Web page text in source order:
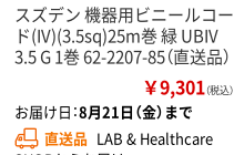
スズデン 機器用ビニールコー
ド(IV)(3.5sq)25m巻 緑 UBIV
3.5 G 1巻 62-2207-85（直送品）
￥9,301（税込）
お届け日：8月21日（金）まで
直送品 LAB & Healthcare